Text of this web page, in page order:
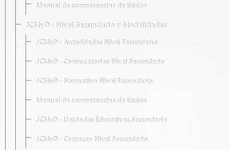
Manual de competencias de títulos
JCMyD · Nivel Secundario y Modalidades
JCMyD · Autoridades Nivel Secundario
JCMyD · Convocatorias Nivel Secundario
JCMyD · Normativa Nivel Secundario
Manual de competencias de títulos
JCMyD · Unidades Educativas Secundaria
JCMyD · Contacto Nivel Secundario